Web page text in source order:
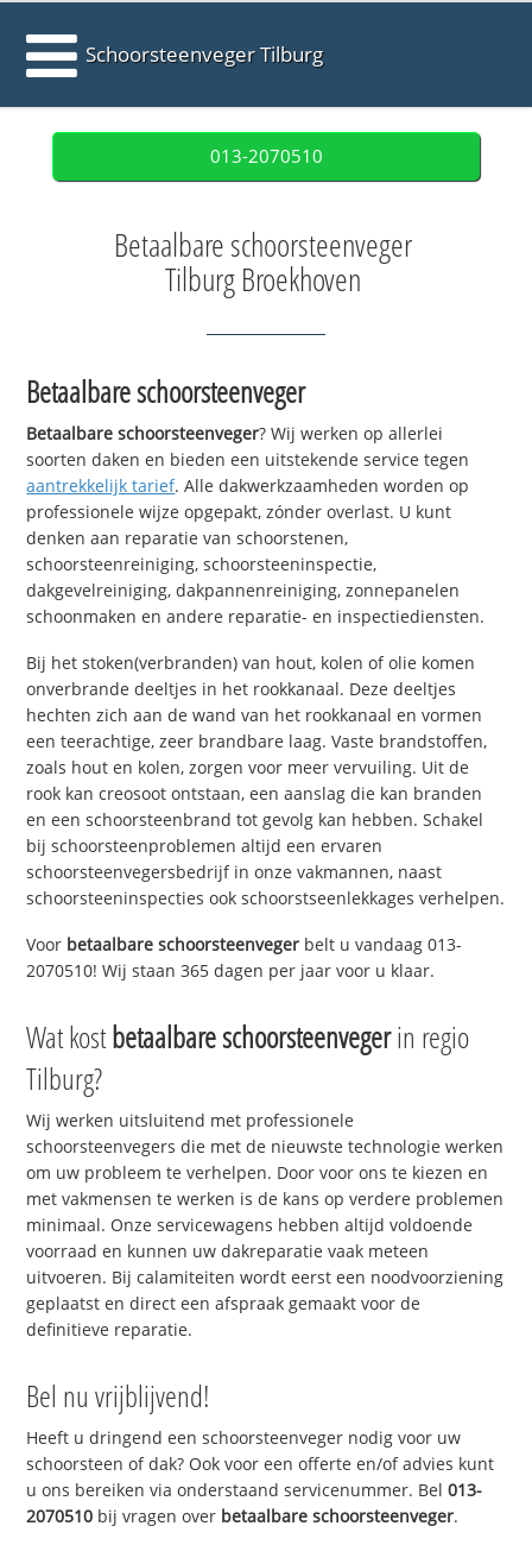
Schoorsteenveger Tilburg
013-2070510
Betaalbare schoorsteenveger
Tilburg Broekhoven
Betaalbare schoorsteenveger
Betaalbare schoorsteenveger? Wij werken op allerlei
soorten daken en bieden een uitstekende service tegen
aantrekkelijk tarief. Alle dakwerkzaamheden worden op
professionele wijze opgepakt, zónder overlast. U kunt
denken aan reparatie van schoorstenen,
schoorsteenreiniging, schoorsteeninspectie,
dakgevelreiniging, dakpannenreiniging, zonnepanelen
schoonmaken en andere reparatie- en inspectiediensten.
Bij het stoken(verbranden) van hout, kolen of olie komen
onverbrande deeltjes in het rookkanaal. Deze deeltjes
hechten zich aan de wand van het rookkanaal en vormen
een teerachtige, zeer brandbare laag. Vaste brandstoffen,
zoals hout en kolen, zorgen voor meer vervuiling. Uit de
rook kan creosoot ontstaan, een aanslag die kan branden
en een schoorsteenbrand tot gevolg kan hebben. Schakel
bij schoorsteenproblemen altijd een ervaren
schoorsteenvegersbedrijf in onze vakmannen, naast
schoorsteeninspecties ook schoorstseenlekkages verhelpen.
Voor betaalbare schoorsteenveger belt u vandaag 013-
2070510! Wij staan 365 dagen per jaar voor u klaar.
Wat kostbetaalbare schoorsteenvegerin regio
Tilburg?
Wij werken uitsluitend met professionele
schoorsteenvegers die met de nieuwste technologie werken
om uw probleem te verhelpen. Door voor ons te kiezen en
met vakmensen te werken is de kans op verdere problemen
minimaal. Onze servicewagens hebben altijd voldoende
voorraad en kunnen uw dakreparatie vaak meteen
uitvoeren. Bij calamiteiten wordt eerst een noodvoorziening
geplaatst en direct een afspraak gemaakt voor de
definitieve reparatie.
Bel nu vrijblijvend!
Heeft u dringend een schoorsteenveger nodig voor uw
schoorsteen of dak? Ook voor een offerte en/of advies kunt
u ons bereiken via onderstaand servicenummer. Bel013-
2070510 bij vragen over betaalbare schoorsteenveger.